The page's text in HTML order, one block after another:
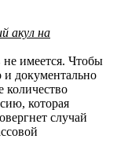
акул на
имеется. Чтобы
и документально
количество
которая
случай